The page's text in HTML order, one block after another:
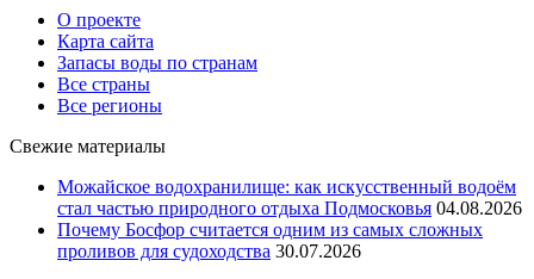
О проекте
Карта сайта
Запасы воды по странам
Все страны
Все регионы
Свежие материалы
Можайское водохранилище: как искусственный водоём
стал частью природного отдыха Подмосковья 04.08.2026
Почему Босфор считается одним из самых сложных
проливов для судоходства 30.07.2026